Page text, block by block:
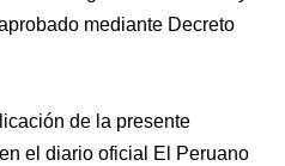
mediante Decreto
de la presente
el diario oficial El Peruano